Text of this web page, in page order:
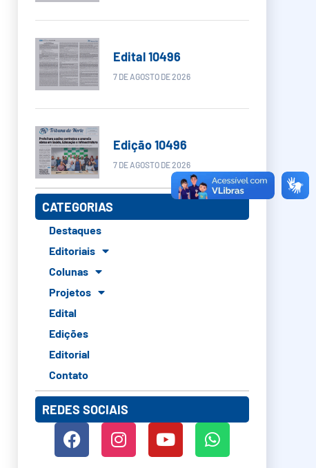
Edital 10496
7 DE AGOSTO DE 2026
Edição 10496
7 DE AGOSTO DE 2026
CATEGORIAS
Destaques
Editoriais
Colunas
Projetos
Edital
Edições
Editorial
Contato
REDES SOCIAIS